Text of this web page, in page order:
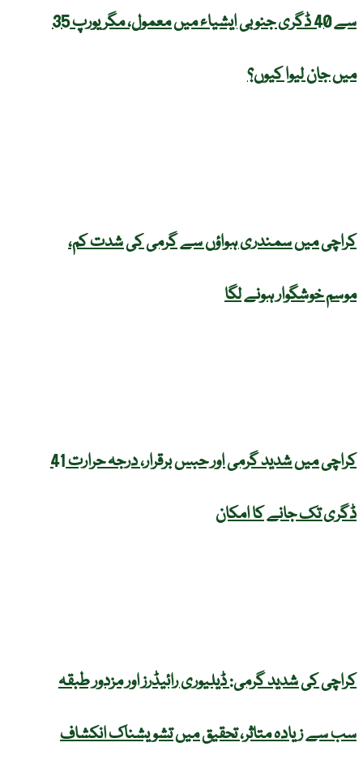
35 سے 40 ڈگری جنوبی ایشیاء میں معمول، مگر یورپ
میں جان لیوا کیوں؟
کراچی میں سمندری ہواؤں سے گرمی کی شدت کم،
موسم خوشگوار ہونے لگا
کراچی میں شدید گرمی اور حبس برقرار، درجہ حرارت 41
ڈگری تک جانے کا امکان
کراچی کی شدید گرمی: ڈیلیوری رائیڈرز اور مزدور طبقہ
سب سے زیادہ متاثر، تحقیق میں تشویشناک انکشاف